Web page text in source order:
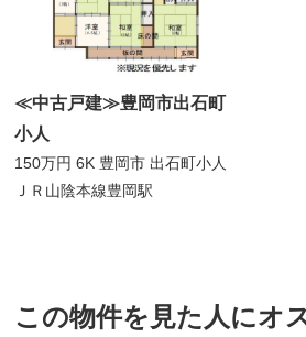
≪中古戸建≫豊岡市出石町
小人
150万円6K 豊岡市 出石町小人
ＪＲ山陰本線豊岡駅
この物件を見た人にオ